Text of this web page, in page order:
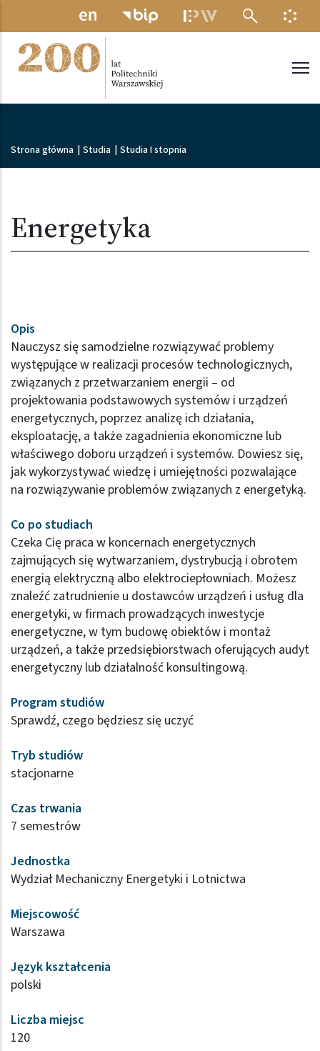
Przejdź do treści
MENU
Ścieżka nawigacyjna
Strona główna Studia Studia I stopnia
Energetyka
Opis
Nauczysz się samodzielne rozwiązywać problemy
występujące w realizacji procesów technologicznych,
związanych z przetwarzaniem energii – od
projektowania podstawowych systemów i urządzeń
energetycznych, poprzez analizę ich działania,
eksploatację, a także zagadnienia ekonomiczne lub
właściwego doboru urządzeń i systemów. Dowiesz się,
jak wykorzystywać wiedzę i umiejętności pozwalające
na rozwiązywanie problemów związanych z energetyką.
Co po studiach
Czeka Cię praca w koncernach energetycznych
zajmujących się wytwarzaniem, dystrybucją i obrotem
energią elektryczną albo elektrociepłowniach. Możesz
znaleźć zatrudnienie u dostawców urządzeń i usług dla
energetyki, w firmach prowadzących inwestycje
energetyczne, w tym budowę obiektów i montaż
urządzeń, a także przedsiębiorstwach oferujących audyt
energetyczny lub działalność konsultingową.
Program studiów
Sprawdź, czego będziesz się uczyć
Tryb studiów
stacjonarne
Czas trwania
7 semestrów
Jednostka
Wydział Mechaniczny Energetyki i Lotnictwa
Miejscowość
Warszawa
Język kształcenia
polski
Liczba miejsc
120